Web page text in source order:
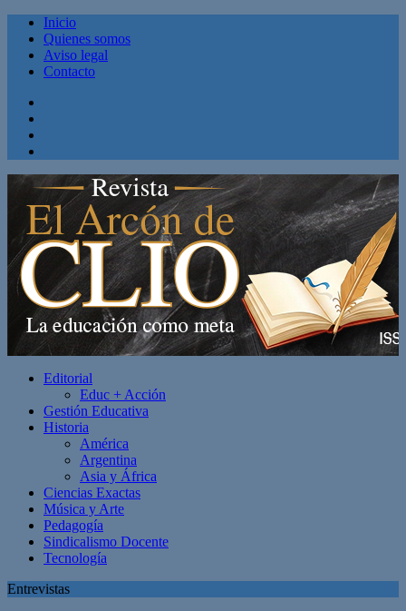
Inicio
Quienes somos
Aviso legal
Contacto
Editorial
Educ + Acción
Gestión Educativa
Historia
América
Argentina
Asia y África
Ciencias Exactas
Música y Arte
Pedagogía
Sindicalismo Docente
Tecnología
Entrevistas